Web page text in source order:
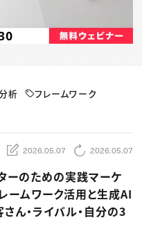
せ
析
フレームワーク
2026.05.07 2026.05.07
ーのための実践マーケ
ームワーク活用と生成AI
ん・ライバル・自分の3